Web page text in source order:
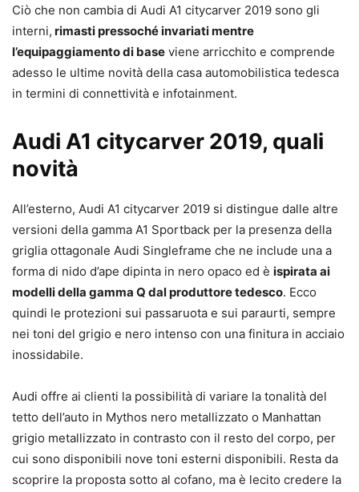
Ciò che non cambia di Audi A1 citycarver 2019 sono gli
interni, rimasti pressoché invariati mentre
l’equipaggiamento di base viene arricchito e comprende
adesso le ultime novità della casa automobilistica tedesca
in termini di connettività e infotainment.
Audi A1 citycarver 2019, quali
novità
All’esterno, Audi A1 citycarver 2019 si distingue dalle altre
versioni della gamma A1 Sportback per la presenza della
griglia ottagonale Audi Singleframe che ne include una a
forma di nido d’ape dipinta in nero opaco ed è ispirata ai
modelli della gamma Q dal produttore tedesco. Ecco
quindi le protezioni sui passaruota e sui paraurti, sempre
nei toni del grigio e nero intenso con una finitura in acciaio
inossidabile.
Audi offre ai clienti la possibilità di variare la tonalità del
tetto dell’auto in Mythos nero metallizzato o Manhattan
grigio metallizzato in contrasto con il resto del corpo, per
cui sono disponibili nove toni esterni disponibili. Resta da
scoprire la proposta sotto al cofano, ma è lecito credere la